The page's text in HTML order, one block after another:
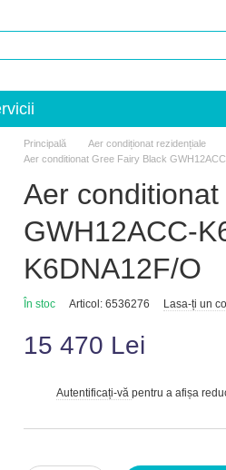
Principală Aer condiționat rezidențiale
Aer conditionat Gree Fairy Black
Aer
GWH12ACC-
K6DNA12F/O
În stoc Articol: 6536276 Lasa-ți un
15 470 Lei
Autentificați-vă pentru a afișa